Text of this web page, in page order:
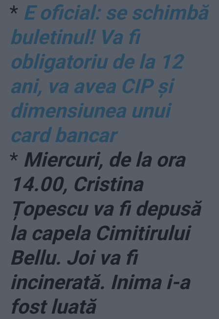
* E oficial: se schimbă
buletinul! Va fi
obligatoriu de la 12
ani, va avea CIP și
dimensiunea unui
card bancar
* Miercuri, de la ora
14.00, Cristina
Țopescu va fi depusă
la capela Cimitirului
Bellu. Joi va fi
incinerată. Inima i-a
fost luată